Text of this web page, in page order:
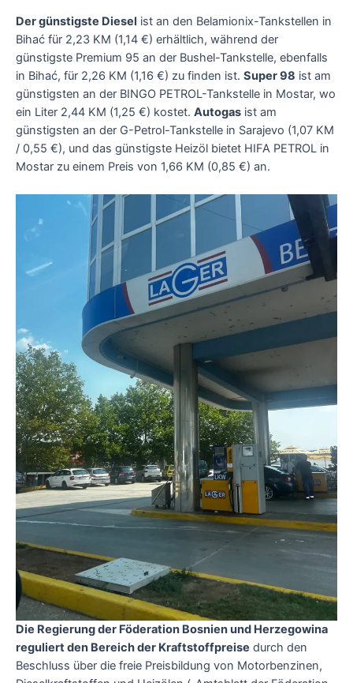
Der günstigste Diesel ist an den Belamionix-Tankstellen in
Bihać für 2,23 KM (1,14 €) erhältlich, während der
günstigste Premium 95 an der Bushel-Tankstelle, ebenfalls
in Bihać, für 2,26 KM (1,16 €) zu finden ist. Super 98 ist am
günstigsten an der BINGO PETROL-Tankstelle in Mostar, wo
ein Liter 2,44 KM (1,25 €) kostet. Autogas ist am
günstigsten an der G-Petrol-Tankstelle in Sarajevo (1,07 KM
/ 0,55 €), und das günstigste Heizöl bietet HIFA PETROL in
Mostar zu einem Preis von 1,66 KM (0,85 €) an.
Die Regierung der Föderation Bosnien und Herzegowina
reguliert den Bereich der Kraftstoffpreise durch den
Beschluss über die freie Preisbildung von Motorbenzinen,